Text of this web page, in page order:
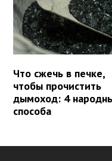
Что сжечь в печке,
чтобы прочистить
дымоход: 4
способа